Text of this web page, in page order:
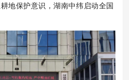
地保护意识，湖南中纬启动全国